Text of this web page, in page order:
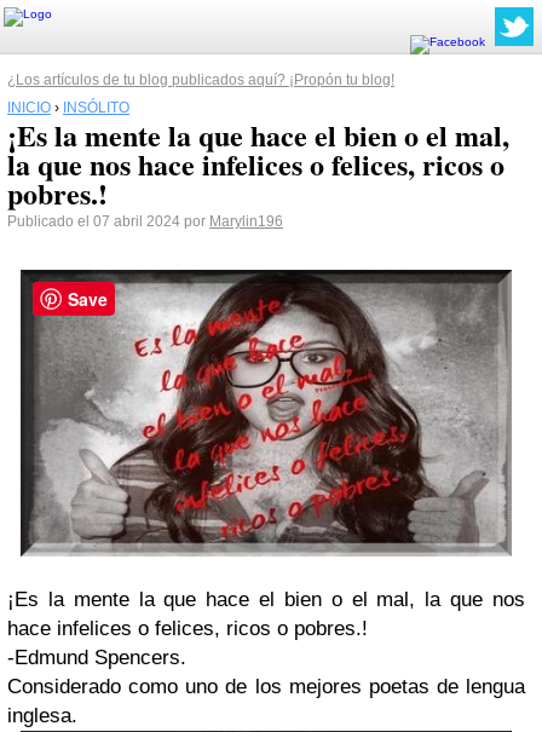
¿Los artículos de tu blog publicados aquí? ¡Propón tu blog!
INICIO › INSÓLITO
¡Es la mente la que hace el bien o el mal,
la que nos hace infelices o felices, ricos o
pobres.!
Publicado el 07 abril 2024 por Marylin196
¡Es la mente la que hace el bien o el mal, la que nos
hace infelices o felices, ricos o pobres.!
-Edmund Spencers.
Considerado como uno de los mejores poetas de lengua
inglesa.
Save